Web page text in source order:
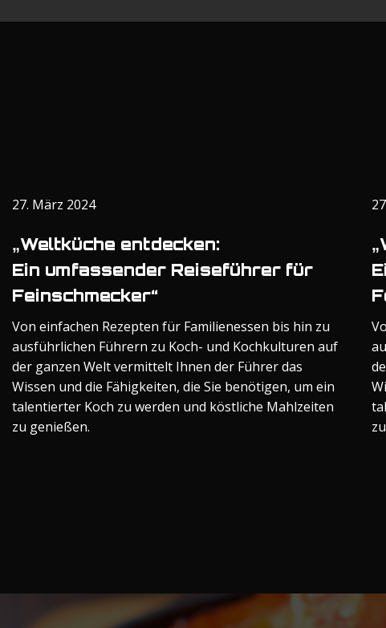
27. März 2024
„Weltküche entdecken:
Ein umfassender Reiseführer für
Feinschmecker“
Von einfachen Rezepten für Familienessen bis hin zu
ausführlichen Führern zu Koch- und Kochkulturen auf
der ganzen Welt vermittelt Ihnen der Führer das
Wissen und die Fähigkeiten, die Sie benötigen, um ein
talentierter Koch zu werden und köstliche Mahlzeiten
zu genießen.